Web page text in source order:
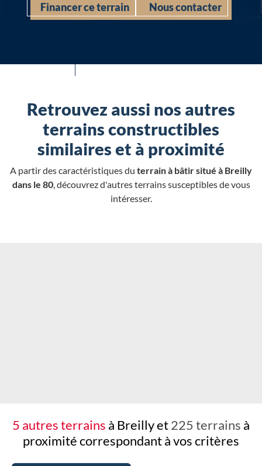
Financer ce terrain Nous contacter
Retrouvez aussi nos autres
terrains constructibles
similaires et à proximité
A partir des caractéristiques du terrain à bâtir situé à Breilly
dans le 80, découvrez d'autres terrains susceptibles de vous
intéresser.
5 autres terrains à Breilly et225 terrains à
proximitécorrespondant à vos critères